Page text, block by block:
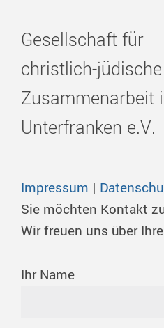
Gesellschaft für
christlich-jüdische
Zusammenarbeit
Unterfranken e.V.
Impressum |
Sie möchten Kontakt
Wir freuen uns über
Ihr Name